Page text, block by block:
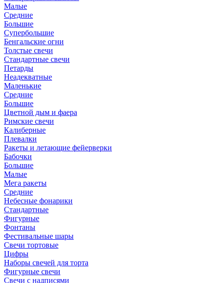
Малые
Средние
Большие
Супербольшие
Бенгальские огни
Толстые свечи
Стандартные свечи
Петарды
Неадекватные
Маленькие
Средние
Большие
Цветной дым и фаера
Римские свечи
Калиберные
Плевалки
Ракеты и летающие фейерверки
Бабочки
Большие
Малые
Мега ракеты
Средние
Небесные фонарики
Стандартные
Фигурные
Фонтаны
Фестивальные шары
Свечи тортовые
Цифры
Наборы свечей для торта
Фигурные свечи
Свечи с надписями